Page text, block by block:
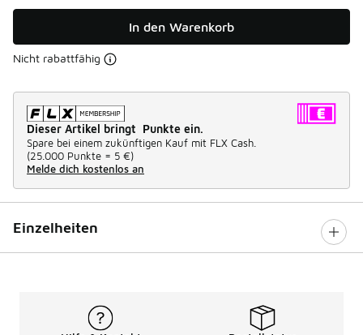
In den Warenkorb
Nicht rabattfähig
Dieser Artikel bringt Punkte ein.
Spare bei einem zukünftigen Kauf mit FLX Cash.
(25.000 Punkte = 5 €)
Melde dich kostenlos an
Einzelheiten